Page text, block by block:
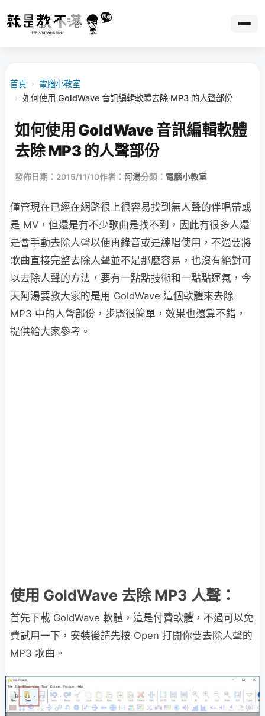
首頁 › 電腦小教室
› 如何使用 GoldWave 音訊編輯軟體去除 MP3 的人聲部份
如何使用 GoldWave 音訊編輯軟體
去除 MP3 的人聲部份
發佈日期：2015/11/10作者： 阿湯分類： 電腦小教室
僅管現在已經在網路很上很容易找到無人聲的伴唱帶或
是 MV，但還是有不少歌曲是找不到，因此有很多人還
是會手動去除人聲以便再錄音或是練唱使用，不過要將
歌曲直接完整去除人聲並不是那麼容易，也沒有絕對可
以去除人聲的方法，要有一點點技術和一點點運氣，今
天阿湯要教大家的是用 GoldWave 這個軟體來去除
MP3 中的人聲部份，步驟很簡單，效果也還算不錯，
提供給大家參考。
使用 GoldWave 去除 MP3 人聲：
首先下載 GoldWave 軟體，這是付費軟體，不過可以免
費試用一下，安裝後請先按 Open 打開你要去除人聲的
MP3 歌曲。